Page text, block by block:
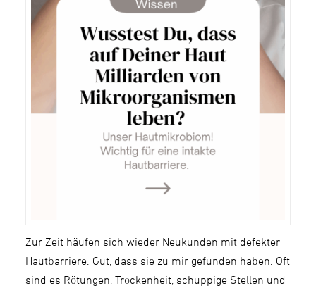
Zur Zeit häufen sich wieder Neukunden mit defekter
Hautbarriere. Gut, dass sie zu mir gefunden haben. Oft
sind es Rötungen, Trockenheit, schuppige Stellen und